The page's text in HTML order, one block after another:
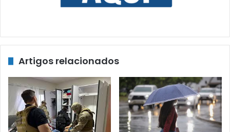
Artigos relacionados